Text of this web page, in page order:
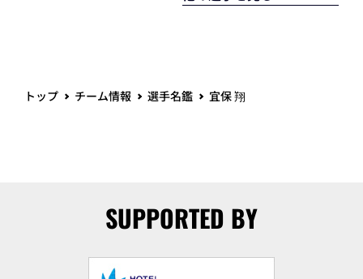
トップ チーム情報 選手名鑑 宜保 翔
SUPPORTED BY